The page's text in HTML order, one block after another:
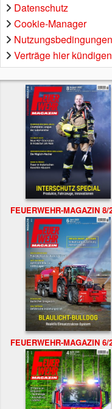
Datenschutz
Cookie-Manager
Nutzungsbedingungen
Verträge hier kündigen
FEUERWEHR-MAGAZIN 8/
FEUERWEHR-MAGAZIN 6/